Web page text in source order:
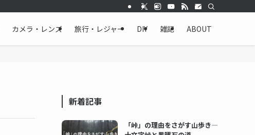
カメラ・レンズ 旅行・レジャー DIY 雑記 ABOUT
新着記事
「峠」の理由をさがす山歩き―